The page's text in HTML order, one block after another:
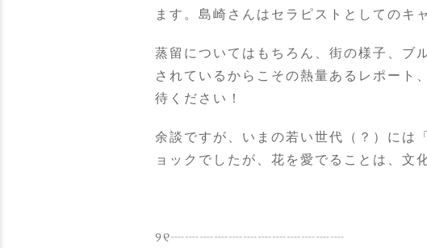
ます。島崎さんはセラピストとしてのキ
蒸留についてはもちろん、街の様子、ブ
されているからこその熱量あるレポート
待ください！
余談ですが、いまの若い世代（？）には
ョックでしたが、花を愛でることは、文
୨୧┈┈┈┈┈┈┈┈┈┈┈┈